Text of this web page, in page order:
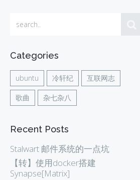
Categories
ubuntu 冷轩纪 互联网志
歌曲 杂七杂八
Recent Posts
Stalwart 邮件系统的一点坑
【转】使用docker搭建
Synapse[Matrix]